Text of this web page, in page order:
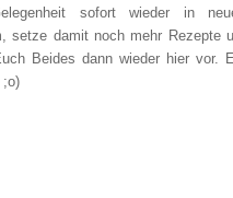
sofort wieder in
setze damit noch mehr Rezepte
Beides dann wieder hier vor.
;o)